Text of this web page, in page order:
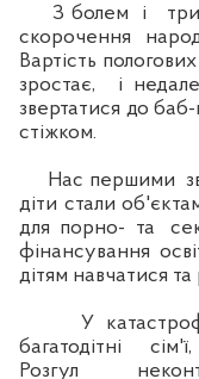
З болем і
скорочення
Вартість
зростає, і
звертатися до
стіжком.
Нас першими
діти стали
для порно- та
фінансування
дітям навчатися та
У
багатодітні
Розгул